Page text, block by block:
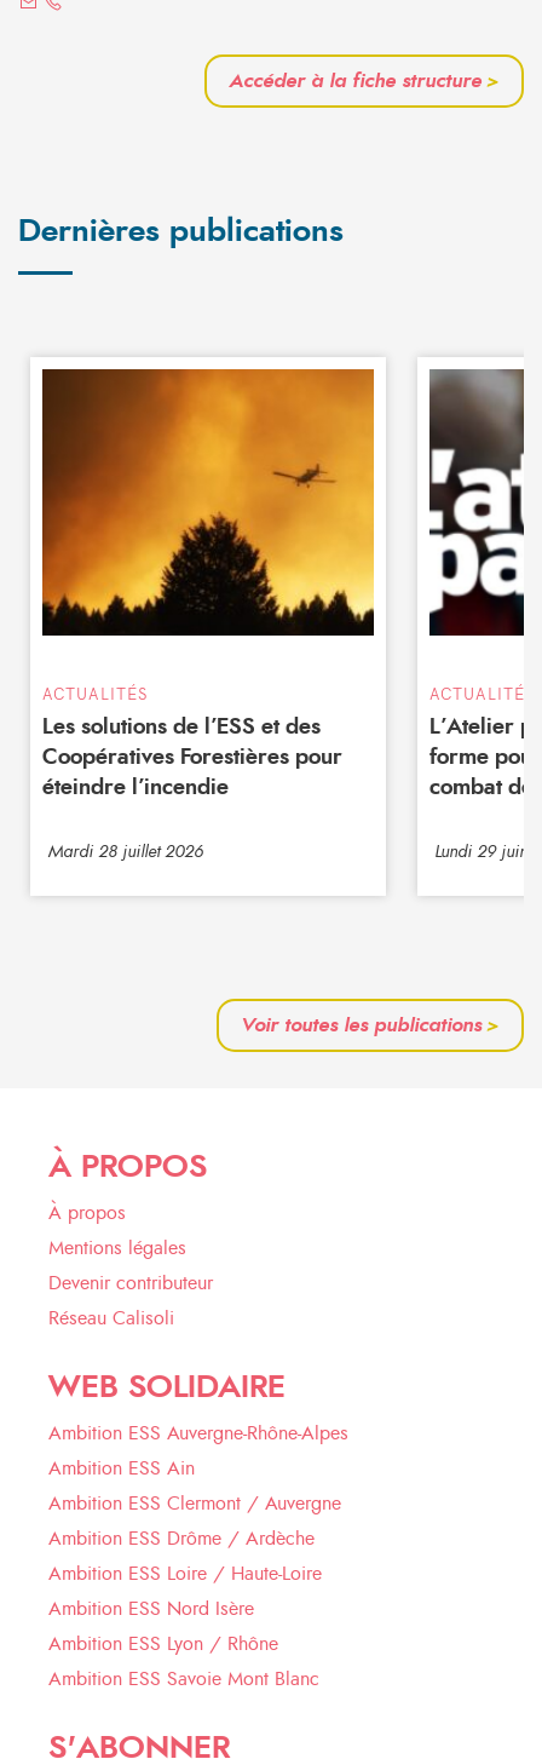
Accéder à la fiche structure>
Dernières publications
ACTUALITÉS
Les solutions de l’ESS et des
Coopératives Forestières pour
éteindre l’incendie
Mardi 28 juillet 2026
ACTUALITÉS
L’Atelier
forme
combat de
Lundi 29 juin
Voir toutes les publications>
À PROPOS
À propos
Mentions légales
Devenir contributeur
Réseau Calisoli
WEB SOLIDAIRE
Ambition ESS Auvergne-Rhône-Alpes
Ambition ESS Ain
Ambition ESS Clermont / Auvergne
Ambition ESS Drôme / Ardèche
Ambition ESS Loire / Haute-Loire
Ambition ESS Nord Isère
Ambition ESS Lyon / Rhône
Ambition ESS Savoie Mont Blanc
S'ABONNER